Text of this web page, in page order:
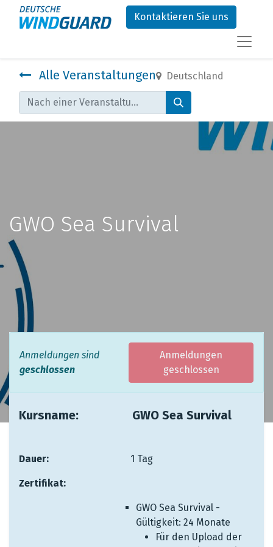
Kontaktieren Sie uns
Alle Veranstaltungen Deutschland
GWO Sea Survival
Anmeldungen sind
geschlossen
Anmeldungen
geschlossen
Kursname: ​ ​ ​ ​​ ​GWO Sea Survival
Dauer: ​1 Tag
Zertifikat:
GWO Sea Survival -
Gültigkeit: 24 Monate
Für den Upload der